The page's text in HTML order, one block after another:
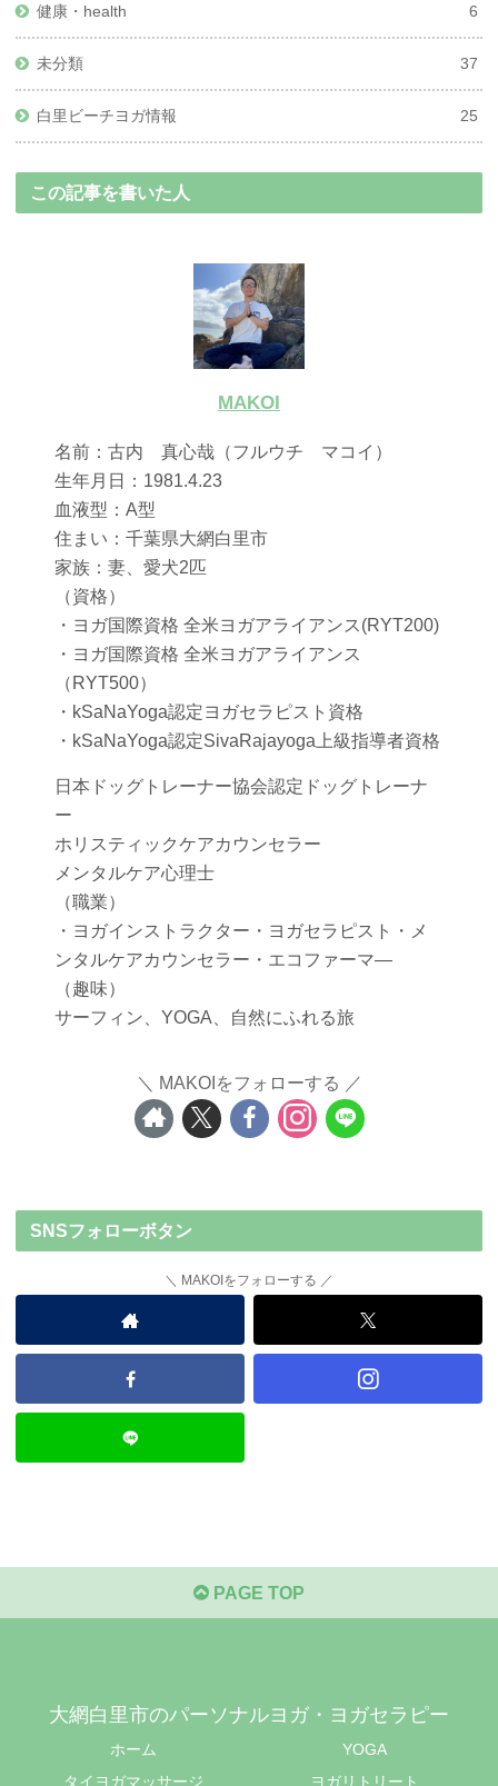
健康・health 6
未分類 37
白里ビーチヨガ情報 25
この記事を書いた人
MAKOI
名前：古内 真心哉（フルウチ マコイ）
生年月日：1981.4.23
血液型：A型
住まい：千葉県大網白里市
家族：妻、愛犬2匹
（資格）
・ヨガ国際資格 全米ヨガアライアンス(RYT200)
・ヨガ国際資格 全米ヨガアライアンス
（RYT500）
・kSaNaYoga認定ヨガセラピスト資格
・kSaNaYoga認定SivaRajayoga上級指導者資格
日本ドッグトレーナー協会認定ドッグトレーナ
ー
ホリスティックケアカウンセラー
メンタルケア心理士
（職業）
・ヨガインストラクター・ヨガセラピスト・メ
ンタルケアカウンセラー・エコファーマ―
（趣味）
サーフィン、YOGA、自然にふれる旅
MAKOIをフォローする
SNSフォローボタン
MAKOIをフォローする
PAGE TOP
大網白里市のパーソナルヨガ・ヨガセラピー
ホーム
YOGA
タイヨガマッサージ
ヨガリトリート